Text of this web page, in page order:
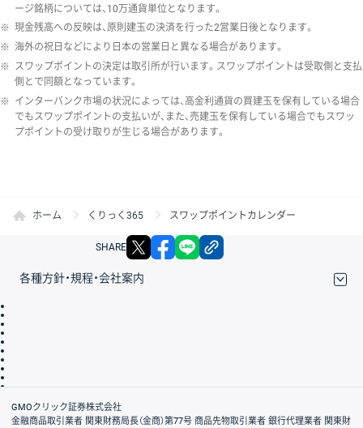
ージ銘柄については、10万通貨単位となります。
※ 現金残高への反映は、原則建玉の決済を行った2営業日後となります。
※ 海外の祝日などにより日本の営業日と異なる場合があります。
※ スワップポイントの決定は取引所が行います。スワップポイントは受取側と支払
側とで同額となっています。
※ インターバンク市場の状況によっては、高金利通貨の買建玉を保有している場合
でもスワップポイントの支払いが、また、売建玉を保有している場合でもスワッ
プポイントの受け取りが生じる場合があります。
ホーム くりっく365 スワップポイントカレンダー
SHARE X facebook
各種方針・規程・会社案内
会社案内
GMOクリック証券株式会社
金融商品取引業者 関東財務局長（金商）第77号 商品先物取引業者 銀行代理業者 関東財